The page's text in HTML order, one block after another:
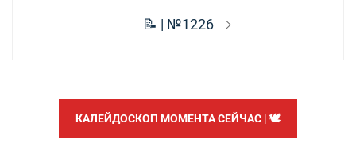
Следующая
📝 | №1226
КАЛЕЙДОСКОП МОМЕНТА СЕЙЧАС | 🕊️